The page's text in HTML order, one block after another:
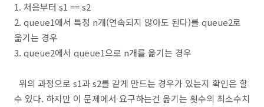
1. 처음부터 s1 == s2
2. queue1에서 특정 n개(연속되지 않아도 된다)를 queue2로
옮기는 경우
3. queue2에서 queue1으로 n개를 옮기는 경우
위의 과정으로 s1과 s2를 같게 만드는 경우가 있는지 확인은 할
수 있다. 하지만 이 문제에서 요구하는건 옮기는 횟수의 최소수치